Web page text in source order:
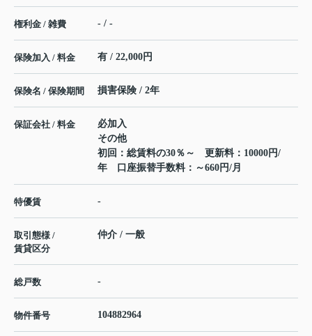
権利金 / 雑費 - / -
保険加入 / 料金 有 / 22,000円
保険名 / 保険期間 損害保険 / 2年
保証会社 / 料金
必加入
その他
初回：総賃料の30％～ 更新料：10000円/
年 口座振替手数料：～660円/月
特優賃 -
取引態様 /
賃貸区分
仲介 / 一般
総戸数 -
物件番号 104882964